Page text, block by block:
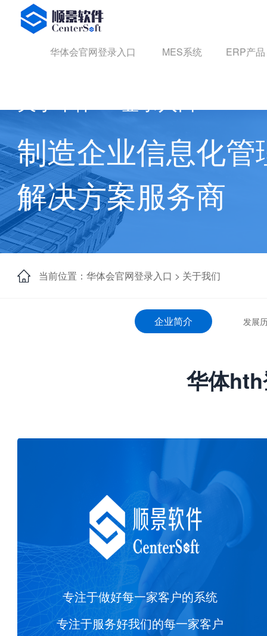
华体会官网登录入口
华体会官网登录入口 MES系统 ERP产品
制造企业信息化管
解决方案服务商
当前位置：华体会官网登录入口 > 关于我们
企业简介 发展
华体
专注于做好每一家客户的系统
专注于服务好我们的每一家客户